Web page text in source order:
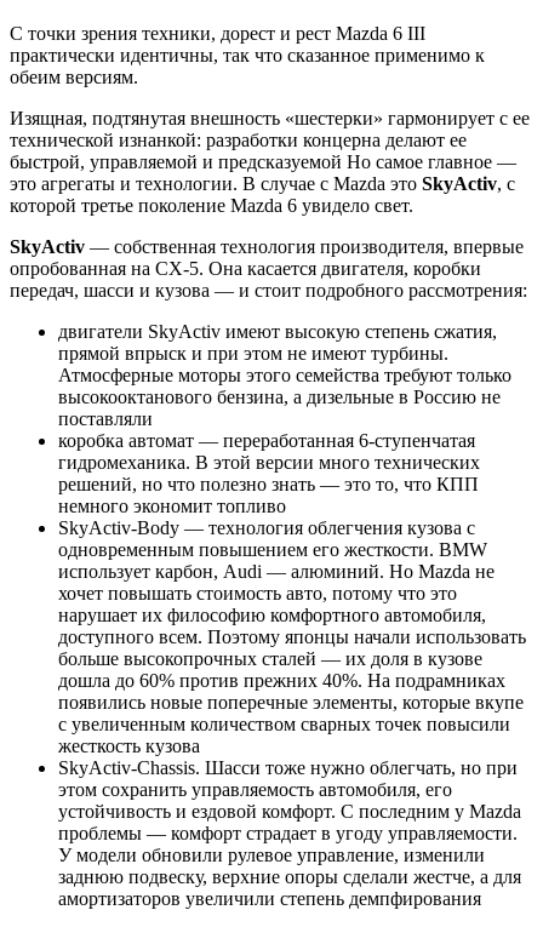
С точки зрения техники, дорест и рест Mazda 6 III
практически идентичны, так что сказанное применимо к
обеим версиям.
Изящная, подтянутая внешность «шестерки» гармонирует с ее
технической изнанкой: разработки концерна делают ее
быстрой, управляемой и предсказуемой Но самое главное —
это агрегаты и технологии. В случае с Mazda это SkyActiv, с
которой третье поколение Mazda 6 увидело свет.
SkyActiv — собственная технология производителя, впервые
опробованная на CX-5. Она касается двигателя, коробки
передач, шасси и кузова — и стоит подробного рассмотрения:
двигатели SkyActiv имеют высокую степень сжатия,
прямой впрыск и при этом не имеют турбины.
Атмосферные моторы этого семейства требуют только
высокооктанового бензина, а дизельные в Россию не
поставляли
коробка автомат — переработанная 6-ступенчатая
гидромеханика. В этой версии много технических
решений, но что полезно знать — это то, что КПП
немного экономит топливо
SkyActiv-Body — технология облегчения кузова с
одновременным повышением его жесткости. BMW
использует карбон, Audi — алюминий. Но Mazda не
хочет повышать стоимость авто, потому что это
нарушает их философию комфортного автомобиля,
доступного всем. Поэтому японцы начали использовать
больше высокопрочных сталей — их доля в кузове
дошла до 60% против прежних 40%. На подрамниках
появились новые поперечные элементы, которые вкупе
с увеличенным количеством сварных точек повысили
жесткость кузова
SkyActiv-Chassis. Шасси тоже нужно облегчать, но при
этом сохранить управляемость автомобиля, его
устойчивость и ездовой комфорт. С последним у Mazda
проблемы — комфорт страдает в угоду управляемости.
У модели обновили рулевое управление, изменили
заднюю подвеску, верхние опоры сделали жестче, а для
амортизаторов увеличили степень демпфирования